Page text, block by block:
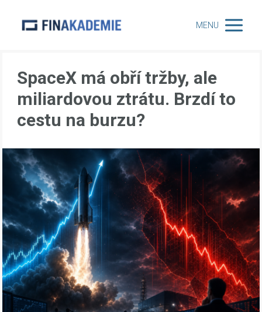
MENU
SpaceX má obří tržby, ale
miliardovou ztrátu. Brzdí to
cestu na burzu?